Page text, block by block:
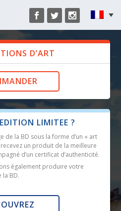
D’ART
LIMITEE ?
de la BD sous la forme d’un « art
un produit de la meilleure
d’un certificat d’authenticité.
également produire votre
la BD.